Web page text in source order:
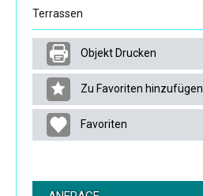
Terrassen
Objekt Drucken
Zu Favoriten hinzufügen
Favoriten